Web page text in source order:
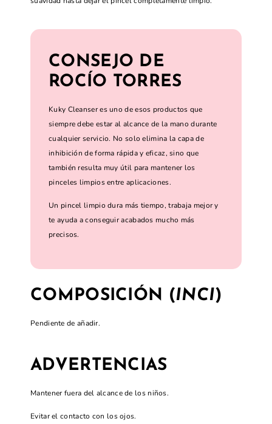
CONSEJO DE
ROCÍO TORRES
Kuky Cleanser es uno de esos productos que
siempre debe estar al alcance de la mano durante
cualquier servicio. No solo elimina la capa de
inhibición de forma rápida y eficaz, sino que
también resulta muy útil para mantener los
pinceles limpios entre aplicaciones.
Un pincel limpio dura más tiempo, trabaja mejor y
te ayuda a conseguir acabados mucho más
precisos.
COMPOSICIÓN (INCI)
Pendiente de añadir.
ADVERTENCIAS
Mantener fuera del alcance de los niños.
Evitar el contacto con los ojos.